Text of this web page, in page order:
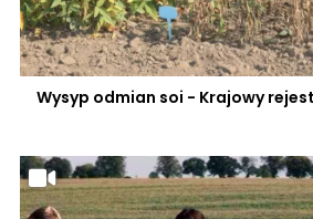
Wysyp odmian soi - Krajowy